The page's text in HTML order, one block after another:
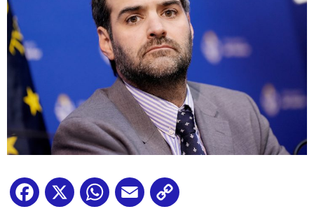
Facebook
X WhatsApp
Email